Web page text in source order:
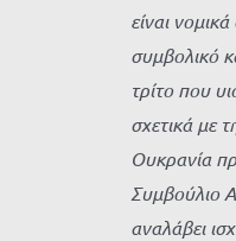
είναι
συμβολικό
τρίτο που
σχετικά με
Ουκρανία
Συμβούλιο
αναλάβει